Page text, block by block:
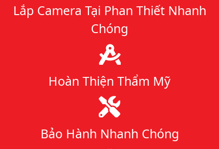
Lắp Camera Tại Phan Thiết Nhanh
Chóng
Hoàn Thiện Thẩm Mỹ
Bảo Hành Nhanh Chóng